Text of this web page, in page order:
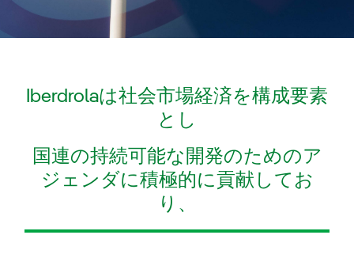
Iberdrolaは社会市場経済を構成要素
とし
国連の持続可能な開発のためのア
ジェンダに積極的に貢献してお
り、